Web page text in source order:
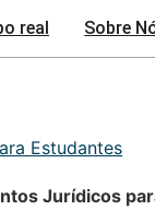
real Sobre
Estudantes
Jurídicos